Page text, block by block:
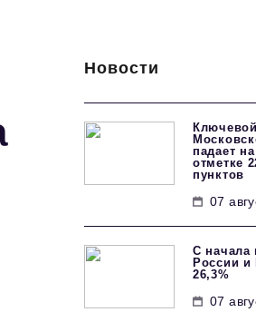
Новости
падает
отметке
пунктов
07
С начала
России и
26,3%
07